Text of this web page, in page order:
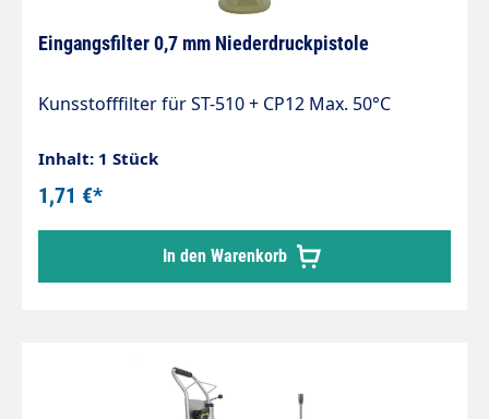
Eingangsfilter 0,7 mm Niederdruckpistole
Kunsstofffilter für ST-510 + CP12 Max. 50°C
Inhalt: 1 Stück
1,71 €*
In den Warenkorb